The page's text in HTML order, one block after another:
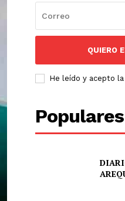
QUIERO
He leído y acepto la
Populares